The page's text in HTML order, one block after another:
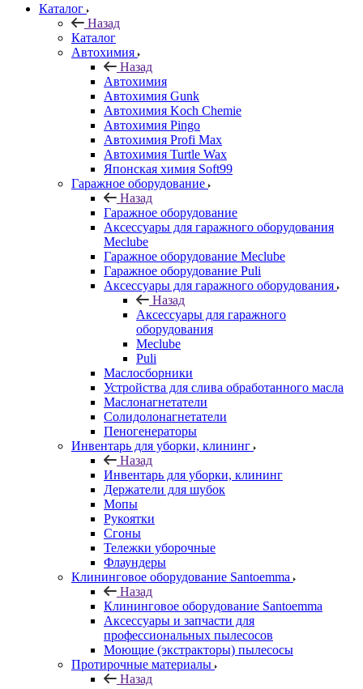
Каталог
Назад
Каталог
Автохимия
Назад
Автохимия
Автохимия Gunk
Автохимия Koch Chemie
Автохимия Pingo
Автохимия Profi Max
Автохимия Turtle Wax
Японская химия Soft99
Гаражное оборудование
Назад
Гаражное оборудование
Аксессуары для гаражного оборудования
Meclube
Гаражное оборудование Meclube
Гаражное оборудование Puli
Аксессуары для гаражного оборудования
Назад
Аксессуары для гаражного
оборудования
Meclube
Puli
Маслосборники
Устройства для слива обработанного масла
Маслонагнетатели
Солидолонагнетатели
Пеногенераторы
Инвентарь для уборки, клининг
Назад
Инвентарь для уборки, клининг
Держатели для шубок
Мопы
Рукоятки
Сгоны
Тележки уборочные
Флаундеры
Клининговое оборудование Santoemma
Назад
Клининговое оборудование Santoemma
Аксессуары и запчасти для
профессиональных пылесосов
Моющие (экстракторы) пылесосы
Протирочные материалы
Назад